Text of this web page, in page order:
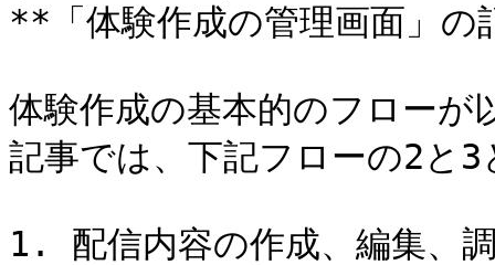
**「体験作成の管理画面」
体験作成の基本的のフローが
記事では、下記フローの2と
1. 配信内容の作成、編集、